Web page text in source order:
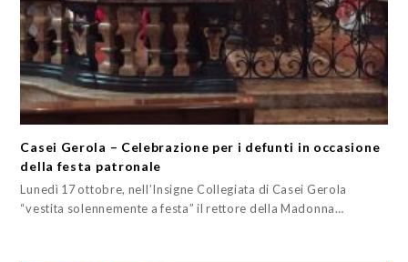
Casei Gerola – Celebrazione per i defunti in occasione
della festa patronale
Lunedì 17 ottobre, nell’Insigne Collegiata di Casei Gerola
“vestita solennemente a festa” il rettore della Madonna…